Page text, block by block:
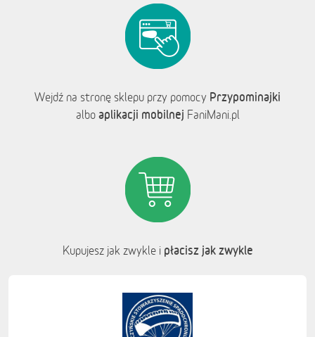
Wejdź na stronę sklepu przy pomocy Przypominajki
albo aplikacji mobilnej FaniMani.pl
Kupujesz jak zwykle i płacisz jak zwykle